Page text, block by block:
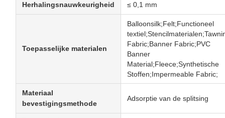
Herhalingsnauwkeurigheid ≤ 0,1 mm
Toepasselijke materialen
Balloonsilk;Felt;Functioneel
Fabric;Banner Fabric;PVC
Banner
Material;Fleece;Synthetische
Stoffen;Impermeable Fabric;
Materiaal
bevestigingsmethode
Adsorptie van de splitsing